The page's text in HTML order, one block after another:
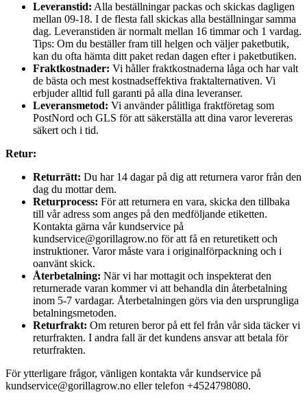
Leveranstid: Alla beställningar packas och skickas dagligen
mellan 09-18. I de flesta fall skickas alla beställningar samma
dag. Leveranstiden är normalt mellan 16 timmar och 1 vardag.
Tips: Om du beställer fram till helgen och väljer paketbutik,
kan du ofta hämta ditt paket redan dagen efter i paketbutiken.
Fraktkostnader: Vi håller fraktkostnaderna låga och har valt
de bästa och mest kostnadseffektiva fraktalternativen. Vi
erbjuder alltid full garanti på alla dina leveranser.
Leveransmetod: Vi använder pålitliga fraktföretag som
PostNord och GLS för att säkerställa att dina varor levereras
säkert och i tid.
Retur:
Returrätt: Du har 14 dagar på dig att returnera varor från den
dag du mottar dem.
Returprocess: För att returnera en vara, skicka den tillbaka
till vår adress som anges på den medföljande etiketten.
Kontakta gärna vår kundservice på
kundservice@gorillagrow.no för att få en returetikett och
instruktioner. Varor måste vara i originalförpackning och i
oanvänt skick.
Återbetalning: När vi har mottagit och inspekterat den
returnerade varan kommer vi att behandla din återbetalning
inom 5-7 vardagar. Återbetalningen görs via den ursprungliga
betalningsmetoden.
Returfrakt: Om returen beror på ett fel från vår sida täcker vi
returfrakten. I andra fall är det kundens ansvar att betala för
returfrakten.
För ytterligare frågor, vänligen kontakta vår kundservice på
kundservice@gorillagrow.no eller telefon +4524798080.